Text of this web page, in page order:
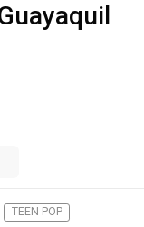
TEEN POP